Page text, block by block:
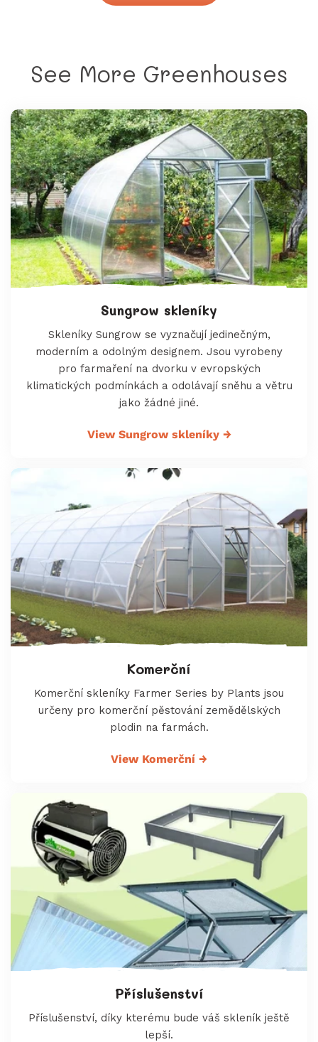
See More Greenhouses
Sungrow skleníky
Skleníky Sungrow se vyznačují jedinečným,
moderním a odolným designem. Jsou vyrobeny
pro farmaření na dvorku v evropských
klimatických podmínkách a odolávají sněhu a větru
jako žádné jiné.
View Sungrow skleníky →
Komerční
Komerční skleníky Farmer Series by Plants jsou
určeny pro komerční pěstování zemědělských
plodin na farmách.
View Komerční →
Příslušenství
Příslušenství, díky kterému bude váš skleník ještě
lepší.